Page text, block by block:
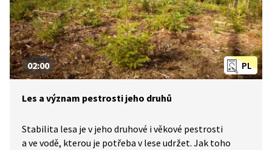
PL
02:00
Les a význam pestrosti jeho druhů
Stabilita lesa je v jeho druhové i věkové pestrosti
a ve vodě, kterou je potřeba v lese udržet. Jak toho